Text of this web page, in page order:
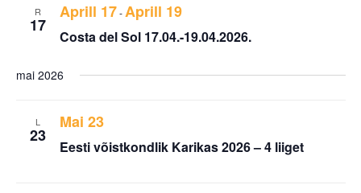
R
17
Aprill 17-Aprill 19
Costa del Sol 17.04.-19.04.2026.
mai 2026
L
23
Mai 23
Eesti võistkondlik Karikas 2026 – 4 liiget